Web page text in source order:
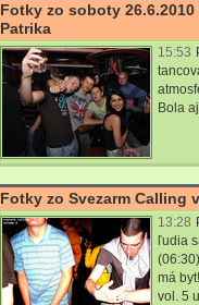
Fotky zo soboty
Patrika
15:53
Bola
Fotky zo Svezarm Calling
13:28
ľudia
má
vol. 5